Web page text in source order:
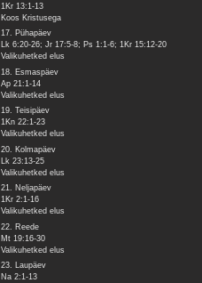
1Kr 13:1-13
Koos Kristusega
17. Pühapäev
Lk 6:20-26; Jr 17:5-8; Ps 1:1-6; 1Kr 15:12-20
Valikuhetked elus
18. Esmaspäev
Ap 21:1-14
Valikuhetked elus
19. Teisipäev
1Kn 22:1-23
Valikuhetked elus
20. Kolmapäev
Lk 23:13-25
Valikuhetked elus
21. Neljapäev
1Kr 2:1-16
Valikuhetked elus
22. Reede
Mt 19:16-30
Valikuhetked elus
23. Laupäev
Na 2:1-13